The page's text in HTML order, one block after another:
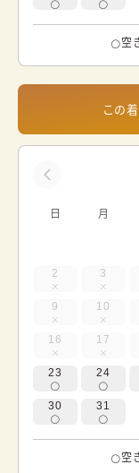
空
この
日 月
2 3
9 10
16 17
23 24
30 31
空